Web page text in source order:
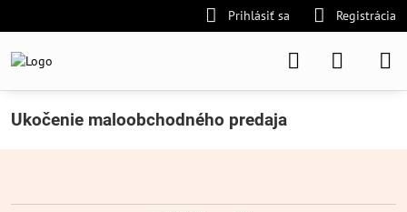
Prihlásiť sa Registrácia
Ukočenie maloobchodného predaja